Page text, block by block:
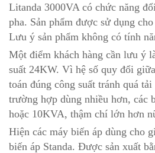
Litanda 3000VA có chức năng
pha. Sản phẩm được sử dụng
Lưu ý sản phẩm không có tính
Một điểm khách hàng cần lưu ý
suất 24KW. Vì hệ số quy đổi
toán đúng công suất tránh quá
trường hợp dùng nhiều hơn, các
hoặc 10KVA, thậm chí lớn hơn
Hiện các máy biến áp dùng cho
biến áp Standa. Được sản xuất